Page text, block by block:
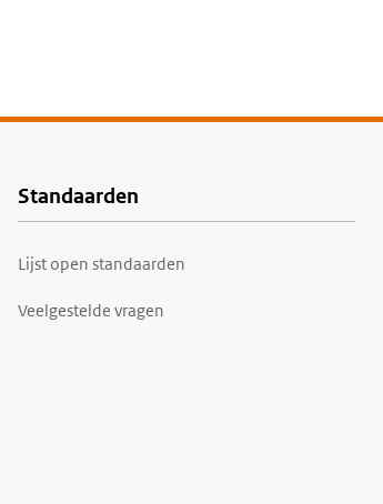
Voet
Standaarden
Lijst open standaarden
Veelgestelde vragen